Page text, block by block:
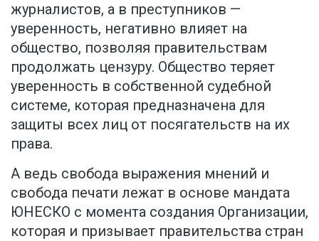
журналистов, а в преступников —
уверенность, негативно влияет на
общество, позволяя правительствам
продолжать цензуру. Общество теряет
уверенность в собственной судебной
системе, которая предназначена для
защиты всех лиц от посягательств на их
права.
А ведь свобода выражения мнений и
свобода печати лежат в основе мандата
ЮНЕСКО с момента создания Организации,
которая и призывает правительства стран